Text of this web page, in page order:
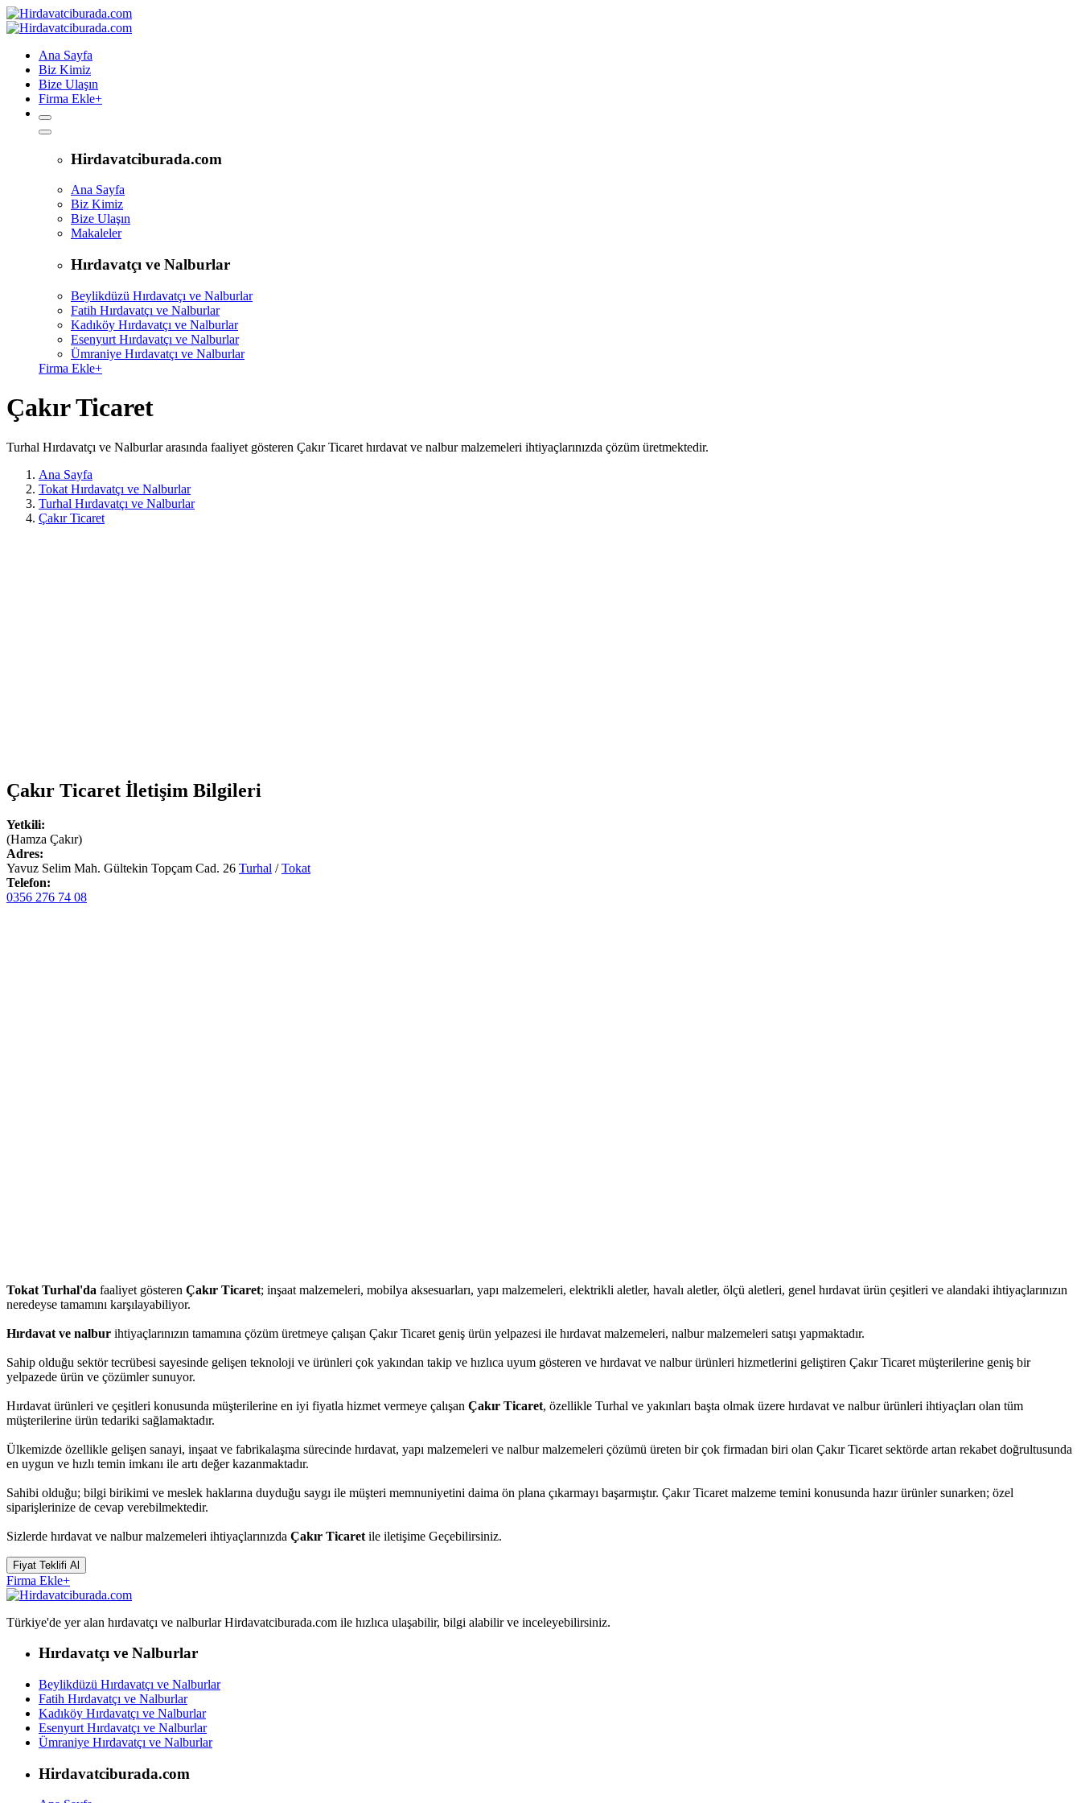
Ana Sayfa
Biz Kimiz
Bize Ulaşın
Firma Ekle+
Hirdavatciburada.com
Ana Sayfa
Biz Kimiz
Bize Ulaşın
Makaleler
Hırdavatçı ve Nalburlar
Beylikdüzü Hırdavatçı ve Nalburlar
Fatih Hırdavatçı ve Nalburlar
Kadıköy Hırdavatçı ve Nalburlar
Esenyurt Hırdavatçı ve Nalburlar
Ümraniye Hırdavatçı ve Nalburlar
Firma Ekle+
Çakır Ticaret
Turhal Hırdavatçı ve Nalburlar arasında faaliyet gösteren Çakır Ticaret hırdavat ve nalbur malzemeleri ihtiyaçlarınızda çözüm üretmektedir.
Ana Sayfa
Tokat Hırdavatçı ve Nalburlar
Turhal Hırdavatçı ve Nalburlar
Çakır Ticaret
Çakır Ticaret İletişim Bilgileri
Yetkili:
(Hamza Çakır)
Adres:
Yavuz Selim Mah. Gültekin Topçam Cad. 26 Turhal /Tokat
Telefon:
0356 276 74 08
Tokat Turhal'da faaliyet gösteren Çakır Ticaret; inşaat malzemeleri, mobilya aksesuarları, yapı malzemeleri, elektrikli aletler, havalı aletler, ölçü aletleri, genel hırdavat ürün çeşitleri ve alandaki ihtiyaçlarınızın
neredeyse tamamını karşılayabiliyor.
Hırdavat ve nalbur ihtiyaçlarınızın tamamına çözüm üretmeye çalışan Çakır Ticaret geniş ürün yelpazesi ile hırdavat malzemeleri, nalbur malzemeleri satışı yapmaktadır.
Sahip olduğu sektör tecrübesi sayesinde gelişen teknoloji ve ürünleri çok yakından takip ve hızlıca uyum gösteren ve hırdavat ve nalbur ürünleri hizmetlerini geliştiren Çakır Ticaret müşterilerine geniş bir
yelpazede ürün ve çözümler sunuyor.
Hırdavat ürünleri ve çeşitleri konusunda müşterilerine en iyi fiyatla hizmet vermeye çalışan Çakır Ticaret, özellikle Turhal ve yakınları başta olmak üzere hırdavat ve nalbur ürünleri ihtiyaçları olan tüm
müşterilerine ürün tedariki sağlamaktadır.
Ülkemizde özellikle gelişen sanayi, inşaat ve fabrikalaşma sürecinde hırdavat, yapı malzemeleri ve nalbur malzemeleri çözümü üreten bir çok firmadan biri olan Çakır Ticaret sektörde artan rekabet doğrultusunda
en uygun ve hızlı temin imkanı ile artı değer kazanmaktadır.
Sahibi olduğu; bilgi birikimi ve meslek haklarına duyduğu saygı ile müşteri memnuniyetini daima ön plana çıkarmayı başarmıştır. Çakır Ticaret malzeme temini konusunda hazır ürünler sunarken; özel
siparişlerinize de cevap verebilmektedir.
Sizlerde hırdavat ve nalbur malzemeleri ihtiyaçlarınızda Çakır Ticaret ile iletişime Geçebilirsiniz.
Fiyat Teklifi Al
Firma Ekle+
Türkiye'de yer alan hırdavatçı ve nalburlar Hirdavatciburada.com ile hızlıca ulaşabilir, bilgi alabilir ve inceleyebilirsiniz.
Hırdavatçı ve Nalburlar
Beylikdüzü Hırdavatçı ve Nalburlar
Fatih Hırdavatçı ve Nalburlar
Kadıköy Hırdavatçı ve Nalburlar
Esenyurt Hırdavatçı ve Nalburlar
Ümraniye Hırdavatçı ve Nalburlar
Hirdavatciburada.com